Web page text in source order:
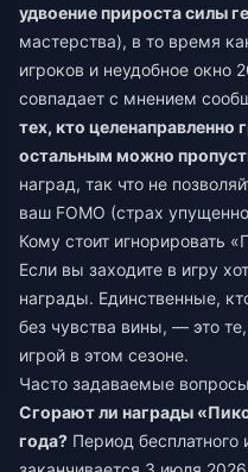
удвоение прироста силы
мастерства), в то время
игроков и неудобное окно
совпадает с мнением
тех, кто целенаправленно
остальным можно
наград, так что не
ваш FOMO (страх
Кому стоит игнорировать
Если вы заходите в игру
награды. Единственные,
без чувства вины, — это
игрой в этом сезоне.
Часто задаваемые
Сгорают ли награды
года? Период бесплатного